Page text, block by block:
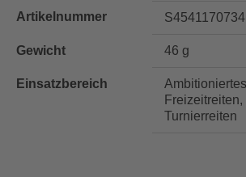
Artikelnummer S4541170734
Gewicht 46 g
Einsatzbereich
Turnierreiten